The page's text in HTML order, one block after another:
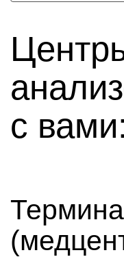
с вами: